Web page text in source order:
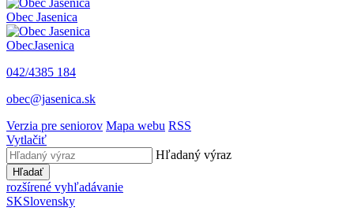
Obec Jasenica
ObecJasenica
042/4385 184
obec@jasenica.sk
Verzia pre seniorov Mapa webu RSS
Vytlačiť
Hľadaný výraz
Hľadať
rozšírené vyhľadávanie
SKSlovensky